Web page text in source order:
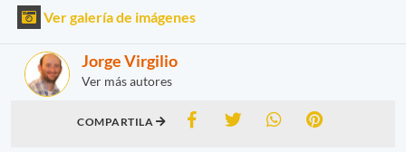
Ver galería de imágenes
Jorge Virgilio
Ver más autores
COMPARTILA